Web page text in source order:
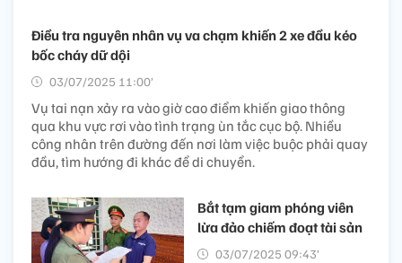
Điều tra nguyên nhân vụ va chạm khiến 2 xe đầu kéo
bốc cháy dữ dội
03/07/2025 11:00’
Vụ tai nạn xảy ra vào giờ cao điểm khiến giao thông
qua khu vực rơi vào tình trạng ùn tắc cục bộ. Nhiều
công nhân trên đường đến nơi làm việc buộc phải quay
đầu, tìm hướng đi khác để di chuyển.
Bắt tạm giam phóng viên
lừa đảo chiếm đoạt tài sản
03/07/2025 09:43’